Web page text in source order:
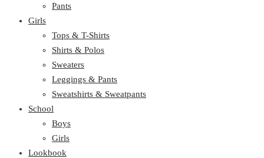
Pants
Girls
Tops & T-Shirts
Shirts & Polos
Sweaters
Leggings & Pants
Sweatshirts & Sweatpants
School
Boys
Girls
Lookbook